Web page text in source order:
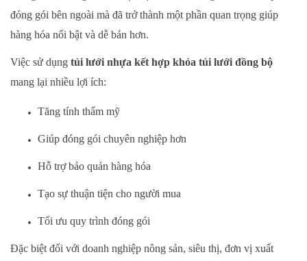
đóng gói bên ngoài mà đã trở thành một phần quan trọng giúp
hàng hóa nổi bật và dễ bán hơn.
Việc sử dụng túi lưới nhựa kết hợp khóa túi lưới đồng bộ
mang lại nhiều lợi ích:
Tăng tính thẩm mỹ
Giúp đóng gói chuyên nghiệp hơn
Hỗ trợ bảo quản hàng hóa
Tạo sự thuận tiện cho người mua
Tối ưu quy trình đóng gói
Đặc biệt đối với doanh nghiệp nông sản, siêu thị, đơn vị xuất